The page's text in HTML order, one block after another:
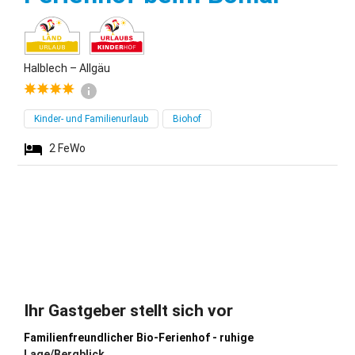
Halblech – Allgäu
Kinder- und Familienurlaub Biohof
2 FeWo
Ihr Gastgeber stellt sich vor
Familienfreundlicher Bio-Ferienhof - ruhige